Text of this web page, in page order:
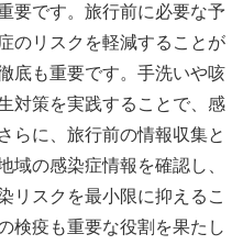
要です。旅行前に必要な予
のリスクを軽減することが
底も重要です。手洗いや咳
対策を実践することで、感
らに、旅行前の情報収集と
域の感染症情報を確認し、
リスクを最小限に抑えるこ
検疫も重要な役割を果たし